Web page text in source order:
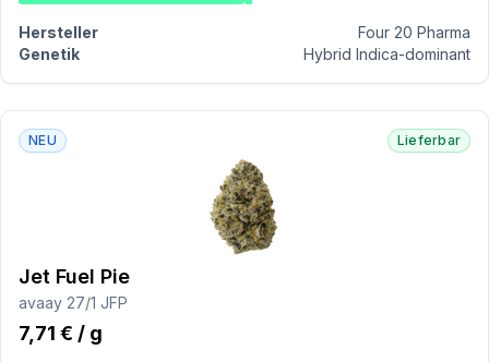
Hersteller
Four 20 Pharma
Genetik
Hybrid Indica-dominant
NEU Lieferbar
Jet Fuel Pie
avaay 27/1 JFP
7,71 € / g